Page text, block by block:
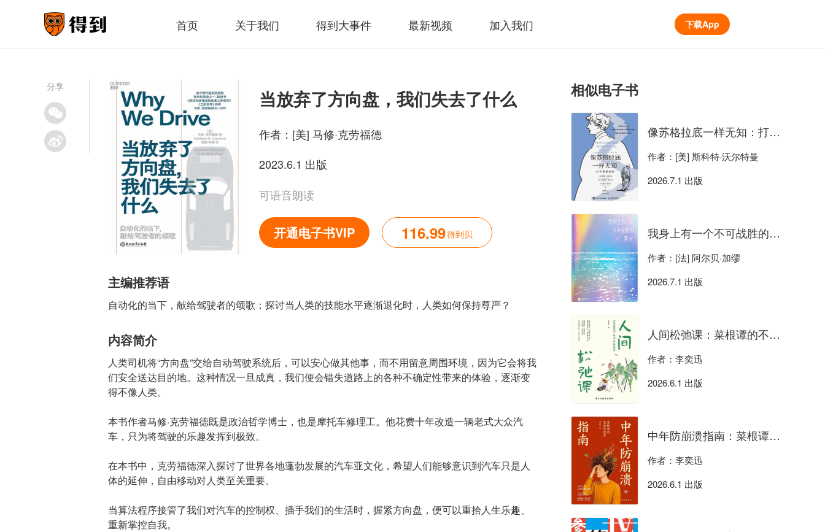
首页 关于我们 得到大事件 最新视频 加入我们 下载App
分享
当放弃了方向盘，我们失去了什么
作者： [美] 马修·克劳福德
2023.6.1 出版
可语音朗读
开通电子书VIP 116.99得到贝
主编推荐语
自动化的当下，献给驾驶者的颂歌；探讨当人类的技能水平逐渐退化时，人类如何保持尊严？
内容简介
人类司机将“方向盘”交给自动驾驶系统后，可以安心做其他事，而不用留意周围环境，因为它会将我
们安全送达目的地。这种情况一旦成真，我们便会错失道路上的各种不确定性带来的体验，逐渐变
得不像人类。
本书作者马修·克劳福德既是政治哲学博士，也是摩托车修理工。他花费十年改造一辆老式大众汽
车，只为将驾驶的乐趣发挥到极致。
在本书中，克劳福德深入探讨了世界各地蓬勃发展的汽车亚文化，希望人们能够意识到汽车只是人
体的延伸，自由移动对人类至关重要。
当算法程序接管了我们对汽车的控制权、插手我们的生活时，握紧方向盘，便可以重拾人生乐趣、
重新掌控自我。
相似电子书
像苏格拉底一样无知：打不倒的活法
作者：[美] 斯科特·沃尔特曼
2026.7.1 出版
我身上有一个不可战胜的夏天（语录集）
作者：[法] 阿尔贝·加缪
2026.7.1 出版
人间松弛课：菜根谭的不内耗哲学
作者：李奕迅
2026.6.1 出版
中年防崩溃指南：菜根谭的危机管理学
作者：李奕迅
2026.6.1 出版